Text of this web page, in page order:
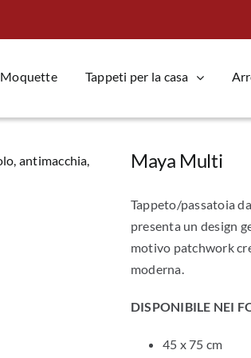
Moquette Tappeti per la casa
Maya Multi
Tappeto/passatoia
presenta un design
motivo patchwork
moderna.
DISPONIBILE NEI
45 x 75 cm